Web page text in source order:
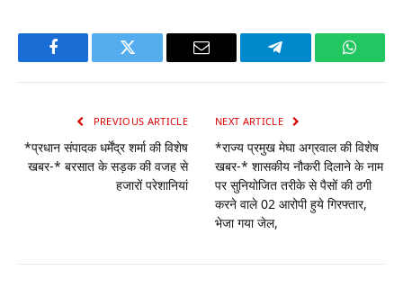
Facebook Twitter Email Telegram
PREVIOUS ARTICLE
*प्रधान संपादक धर्मेंद्र शर्मा की विशेष
खबर-* बरसात के सड़क की वजह से
हजारों परेशानियां
NEXT ARTICLE
*राज्य प्रमुख मेघा अग्रवाल की विशेष
खबर-* शासकीय नौकरी दिलाने के नाम
पर सुनियोजित तरीके से पैसों की ठगी
करने वाले 02 आरोपी हुये गिरफ्तार,
भेजा गया जेल,